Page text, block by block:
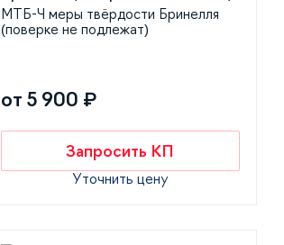
МТБ-Ч меры твёрдости Бринелля
(поверке не подлежат)
от 5 900 ₽
Запросить КП
Уточнить цену